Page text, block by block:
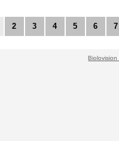
2 3 4 5 6 7
Biolovision